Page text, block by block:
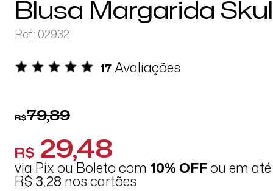
Blusa Margarida
Ref.: 02932
17Avaliações
R$79,89
R$ 29,48
via Pix ou Boleto com 10% OFFou em
R$ 3,28 nos cartões